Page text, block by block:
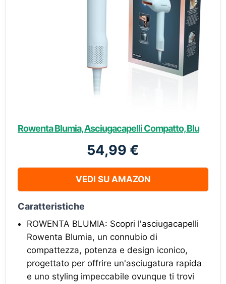
Rowenta Blumia, Asciugacapelli Compatto, Blu
54,99 €
VEDI SU AMAZON
Caratteristiche
ROWENTA BLUMIA: Scopri l'asciugacapelli
Rowenta Blumia, un connubio di
compattezza, potenza e design iconico,
progettato per offrire un'asciugatura rapida
e uno styling impeccabile ovunque ti trovi